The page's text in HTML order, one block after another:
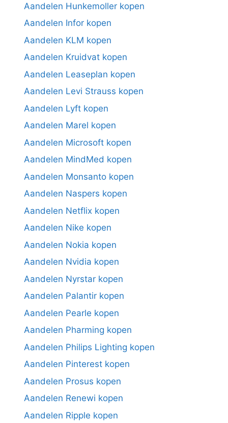
Aandelen Hunkemoller kopen
Aandelen Infor kopen
Aandelen KLM kopen
Aandelen Kruidvat kopen
Aandelen Leaseplan kopen
Aandelen Levi Strauss kopen
Aandelen Lyft kopen
Aandelen Marel kopen
Aandelen Microsoft kopen
Aandelen MindMed kopen
Aandelen Monsanto kopen
Aandelen Naspers kopen
Aandelen Netflix kopen
Aandelen Nike kopen
Aandelen Nokia kopen
Aandelen Nvidia kopen
Aandelen Nyrstar kopen
Aandelen Palantir kopen
Aandelen Pearle kopen
Aandelen Pharming kopen
Aandelen Philips Lighting kopen
Aandelen Pinterest kopen
Aandelen Prosus kopen
Aandelen Renewi kopen
Aandelen Ripple kopen